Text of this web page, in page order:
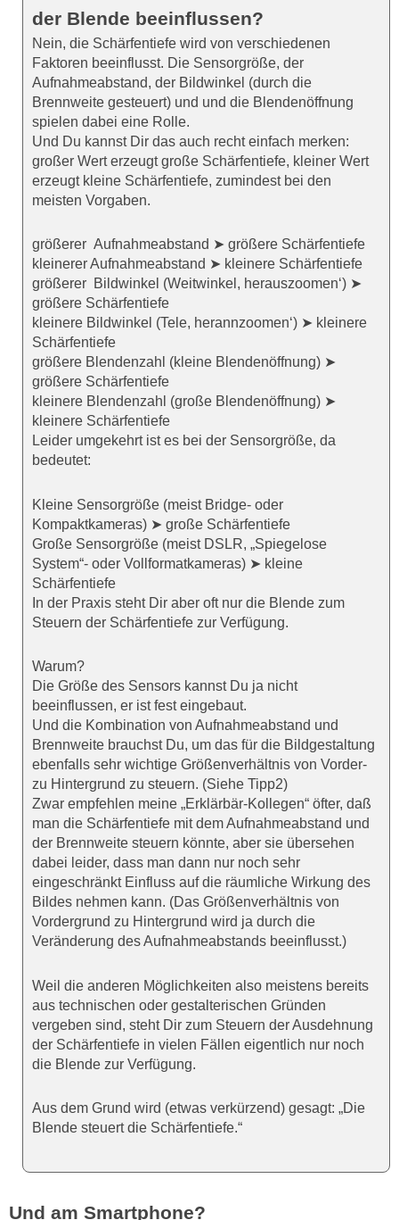
der Blende beeinflussen?
Nein, die Schärfentiefe wird von verschiedenen
Faktoren beeinflusst. Die Sensorgröße, der
Aufnahmeabstand, der Bildwinkel (durch die
Brennweite gesteuert) und und die Blendenöffnung
spielen dabei eine Rolle.
Und Du kannst Dir das auch recht einfach merken:
großer Wert erzeugt große Schärfentiefe, kleiner Wert
erzeugt kleine Schärfentiefe, zumindest bei den
meisten Vorgaben.
größerer Aufnahmeabstand ➤ größere Schärfentiefe
kleinerer Aufnahmeabstand ➤ kleinere Schärfentiefe
größerer Bildwinkel (Weitwinkel, herauszoomen‘) ➤
größere Schärfentiefe
kleinere Bildwinkel (Tele, herannzoomen‘) ➤ kleinere
Schärfentiefe
größere Blendenzahl (kleine Blendenöffnung) ➤
größere Schärfentiefe
kleinere Blendenzahl (große Blendenöffnung) ➤
kleinere Schärfentiefe
Leider umgekehrt ist es bei der Sensorgröße, da
bedeutet:
Kleine Sensorgröße (meist Bridge- oder
Kompaktkameras) ➤ große Schärfentiefe
Große Sensorgröße (meist DSLR, „Spiegelose
System“- oder Vollformatkameras) ➤ kleine
Schärfentiefe
In der Praxis steht Dir aber oft nur die Blende zum
Steuern der Schärfentiefe zur Verfügung.
Warum?
Die Größe des Sensors kannst Du ja nicht
beeinflussen, er ist fest eingebaut.
Und die Kombination von Aufnahmeabstand und
Brennweite brauchst Du, um das für die Bildgestaltung
ebenfalls sehr wichtige Größenverhältnis von Vorder-
zu Hintergrund zu steuern. (Siehe Tipp2)
Zwar empfehlen meine „Erklärbär-Kollegen“ öfter, daß
man die Schärfentiefe mit dem Aufnahmeabstand und
der Brennweite steuern könnte, aber sie übersehen
dabei leider, dass man dann nur noch sehr
eingeschränkt Einfluss auf die räumliche Wirkung des
Bildes nehmen kann. (Das Größenverhältnis von
Vordergrund zu Hintergrund wird ja durch die
Veränderung des Aufnahmeabstands beeinflusst.)
Weil die anderen Möglichkeiten also meistens bereits
aus technischen oder gestalterischen Gründen
vergeben sind, steht Dir zum Steuern der Ausdehnung
der Schärfentiefe in vielen Fällen eigentlich nur noch
die Blende zur Verfügung.
Aus dem Grund wird (etwas verkürzend) gesagt: „Die
Blende steuert die Schärfentiefe.“
Und am Smartphone?